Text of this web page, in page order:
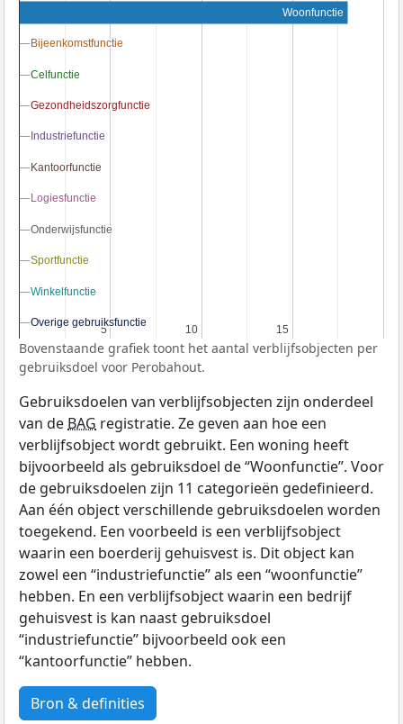
5
5 10
10 15
15
Woonfunctie
Bijeenkomstfunctie
Bijeenkomstfunctie
Celfunctie
Celfunctie
Gezondheidszorgfunctie
Gezondheidszorgfunctie
Industriefunctie
Industriefunctie
Kantoorfunctie
Kantoorfunctie
Logiesfunctie
Logiesfunctie
Onderwijsfunctie
Onderwijsfunctie
Sportfunctie
Sportfunctie
Winkelfunctie
Winkelfunctie
Overige gebruiksfunctie
Overige gebruiksfunctie
Bovenstaande grafiek toont het aantal verblijfsobjecten per
gebruiksdoel voor Perobahout.
Gebruiksdoelen van verblijfsobjecten zijn onderdeel
van de BAG registratie. Ze geven aan hoe een
verblijfsobject wordt gebruikt. Een woning heeft
bijvoorbeeld als gebruiksdoel de “Woonfunctie”. Voor
de gebruiksdoelen zijn 11 categorieën gedefinieerd.
Aan één object verschillende gebruiksdoelen worden
toegekend. Een voorbeeld is een verblijfsobject
waarin een boerderij gehuisvest is. Dit object kan
zowel een “industriefunctie” als een “woonfunctie”
hebben. En een verblijfsobject waarin een bedrijf
gehuisvest is kan naast gebruiksdoel
“industriefunctie” bijvoorbeeld ook een
“kantoorfunctie” hebben.
Bron & definities